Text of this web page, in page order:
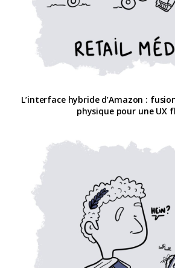
L’interface hybride d’Amazon :
physique pour une UX